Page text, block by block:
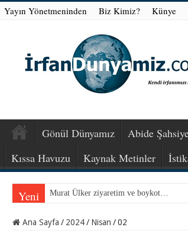
Yayın Yönetmeninden Biz Kimiz? Künye
Gönül Dünyamız Abide
Kıssa Havuzu
Kaynak Metinler
Yeni Murat Ülker ziyaretim ve boykot…
Ana Sayfa / 2024 / Nisan / 02